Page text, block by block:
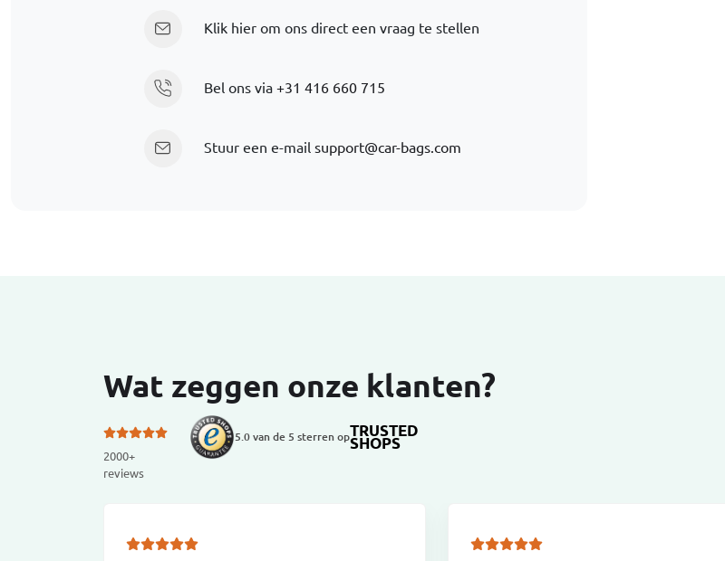
Klik hier om ons direct een vraag te stellen
Bel ons via +31 416 660 715
Stuur een e-mail support@car-bags.com
Wat zeggen onze klanten?
2000+
reviews
5.0 van de 5 sterren opTRUSTED
SHOPS